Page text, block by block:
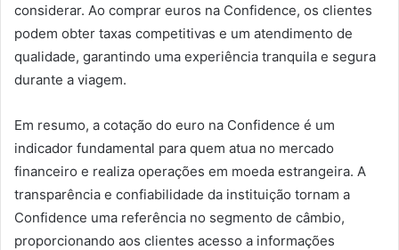
considerar. Ao comprar euros na Confidence, os clientes
podem obter taxas competitivas e um atendimento de
qualidade, garantindo uma experiência tranquila e segura
durante a viagem.
Em resumo, a cotação do euro na Confidence é um
indicador fundamental para quem atua no mercado
financeiro e realiza operações em moeda estrangeira. A
transparência e confiabilidade da instituição tornam a
Confidence uma referência no segmento de câmbio,
proporcionando aos clientes acesso a informações